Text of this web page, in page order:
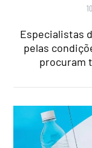
Especialistas
pelas
procuram